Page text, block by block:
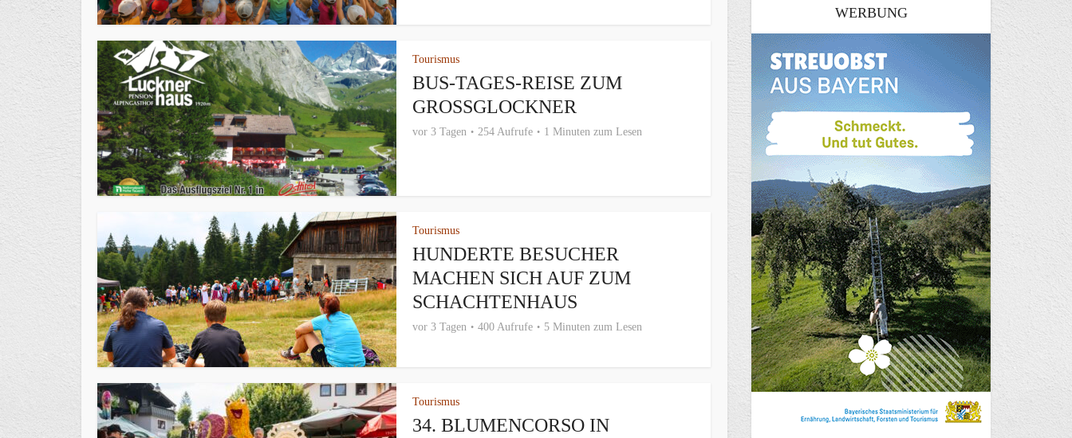
Tourismus
BUS-TAGES-REISE ZUM
GROSSGLOCKNER
vor 3 Tagen 254 Aufrufe 1 Minuten zum Lesen
Tourismus
HUNDERTE BESUCHER
MACHEN SICH AUF ZUM
SCHACHTENHAUS
vor 3 Tagen 400 Aufrufe 5 Minuten zum Lesen
Tourismus
34. BLUMENCORSO IN
WERBUNG